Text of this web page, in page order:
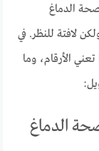
الدماغ
لافتة للنظر. في
الأرقام، وما
الدماغ